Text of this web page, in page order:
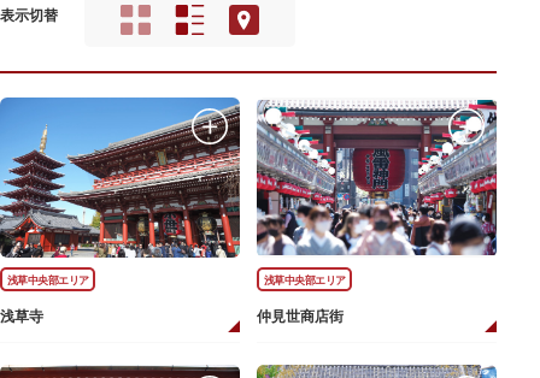
表示切替
浅草中央部エリア
浅草寺
浅草中央部エリア
仲見世商店街